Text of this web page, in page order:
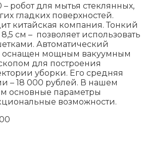
робот для мытья стеклянных,
гладких поверхностей.
китайская компания. Тонкий
см – позволяет использовать
Автоматический
оснащен мощным вакуумным
для построения
уборки. Его средняя
– 18 000 рублей. В нашем
основные параметры
возможности.